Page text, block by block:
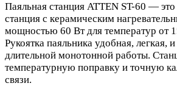
Паяльная станция ATTEN ST-60 —
станция с керамическим
мощностью 60 Вт для температур от
Рукоятка паяльника удобная, легкая,
длительной монотонной работы.
температурную поправку и точную
связи.